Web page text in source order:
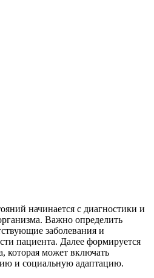
начинается с диагностики и
Важно определить
заболевания и
пациента. Далее формируется
которая может включать
и социальную адаптацию.